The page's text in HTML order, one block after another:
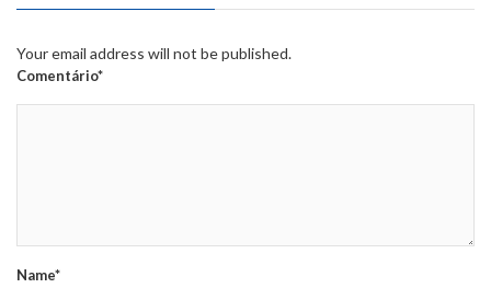
Your email address will not be published.
Comentário*
Name*